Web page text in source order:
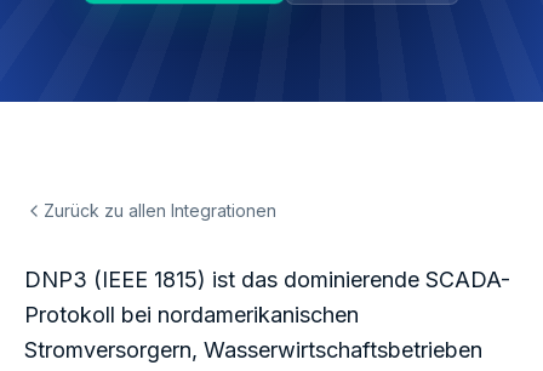
Zurück zu allen Integrationen
DNP3 (IEEE 1815) ist das dominierende SCADA-
Protokoll bei nordamerikanischen
Stromversorgern, Wasserwirtschaftsbetrieben